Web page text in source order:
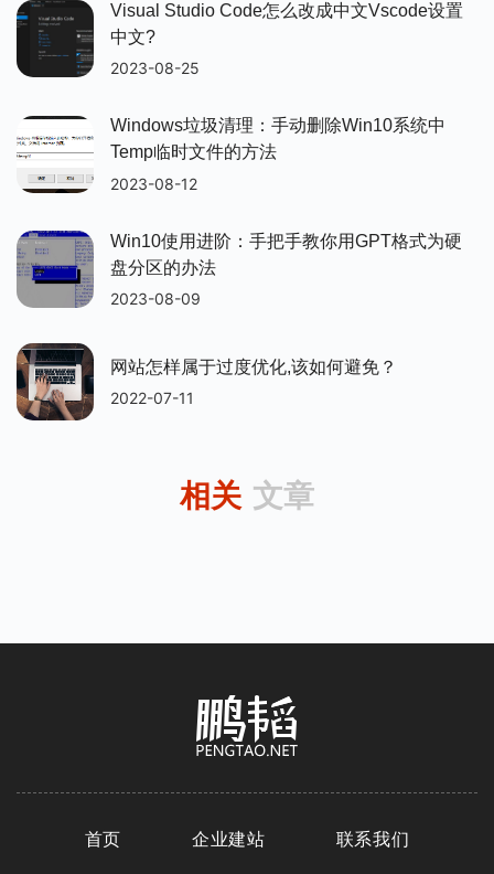
Visual Studio Code怎么改成中文vscode设置
中文?
2023-08-25
Windows垃圾清理：手动删除win10系统中
Temp临时文件的方法
2023-08-12
Win10使用进阶：手把手教你用GPT格式为硬
盘分区的办法
2023-08-09
网站怎样属于过度优化,该如何避免？
2022-07-11
相关 文章
首页 企业建站 联系我们